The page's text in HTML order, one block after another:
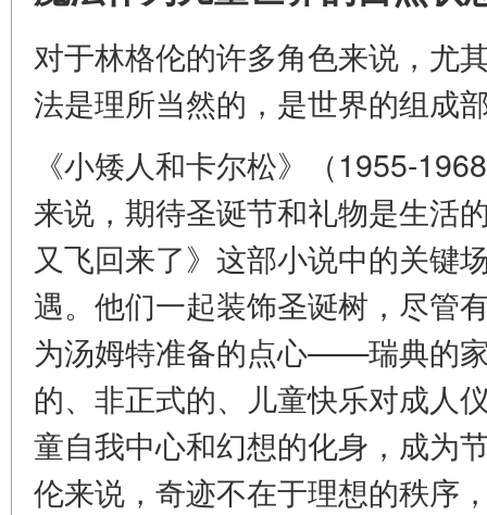
对于林格伦的许多角色来说，尤
法是理所当然的，是世界的组成
《小矮人和卡尔松》（1955-
来说，期待圣诞节和礼物是生活
又飞回来了》这部小说中的关键
遇。他们一起装饰圣诞树，尽管
为汤姆特准备的点心——瑞典的
的、非正式的、儿童快乐对成人
童自我中心和幻想的化身，成为
伦来说，奇迹不在于理想的秩序